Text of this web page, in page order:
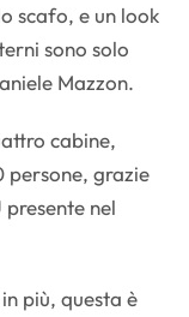
scafo, e un look
sono solo
Mazzon.
cabine,
persone, grazie
nel
più, questa è